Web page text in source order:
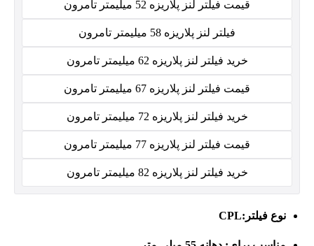
قیمت فیلتر لنز پلاریزه 52 میلیمتر تامرون
فیلتر لنز پلاریزه 58 میلیمتر تامرون
خرید فیلتر لنز پلاریزه 62 میلیمتر تامرون
قیمت فیلتر لنز پلاریزه 67 میلیمتر تامرون
خرید فیلتر لنز پلاریزه 72 میلیمتر تامرون
قیمت فیلتر لنز پلاریزه 77 میلیمتر تامرون
خرید فیلتر لنز پلاریزه 82 میلیمتر تامرون
نوع فیلتر:CPL